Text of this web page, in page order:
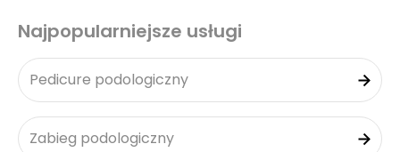
Najpopularniejsze usługi
Pedicure podologiczny
Zabieg podologiczny